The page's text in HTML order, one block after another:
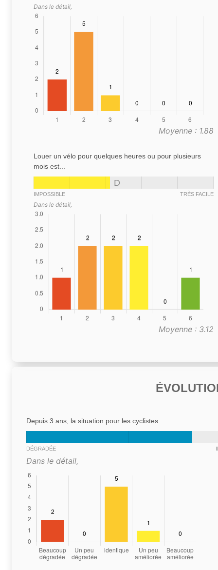
Dans le détail,
Moyenne : 1.88
Louer un vélo pour quelques heures ou pour plusieurs
mois est...
D
IMPOSSIBLE TRÈS FACILE
Dans le détail,
Moyenne : 3.12
Depuis 3 ans, la situation pour les cyclistes...
DÉGRADÉE
Dans le détail,